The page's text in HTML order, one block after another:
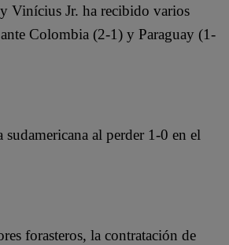
Vinícius Jr. ha recibido varios
Colombia (2-1) y Paraguay (1-
al perder 1-0 en el
forasteros, la contratación de